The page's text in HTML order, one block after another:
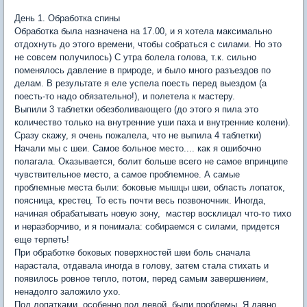
День 1. Обработка спины
Обработка была назначена на 17.00, и я хотела максимально
отдохнуть до этого времени, чтобы собраться с силами. Но это
не совсем получилось) С утра болела голова, т.к. сильно
поменялось давление в природе, и было много разъездов по
делам. В результате я еле успела поесть перед выездом (а
поесть-то надо обязательно!), и полетела к мастеру.
Выпили 3 таблетки обезболивающего (до этого я пила это
количество только на внутренние уши паха и внутренние колени).
Сразу скажу, я очень пожалела, что не выпила 4 таблетки)
Начали мы с шеи. Самое больное место.... как я ошибочно
полагала. Оказывается, болит больше всего не самое впринципе
чувствительное место, а самое проблемное. А самые
проблемные места были: боковые мышцы шеи, область лопаток,
поясница, крестец. То есть почти весь позвоночник. Иногда,
начиная обрабатывать новую зону, мастер восклицал что-то тихо
и неразборчиво, и я понимала: собираемся с силами, придется
еще терпеть!
При обработке боковых поверхностей шеи боль сначала
нарастала, отдавала иногда в голову, затем стала стихать и
появилось ровное тепло, потом, перед самым завершением,
ненадолго заложило ухо.
Под лопатками, особенно под левой, были проблемы. Я давно